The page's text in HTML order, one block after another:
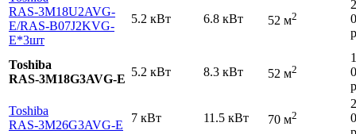
RAS-3M18U2AVG-
E/RAS-B07J2KVG-
E*3шт
5.2 кВт 6.8 кВт 52 м2
Toshiba
RAS-3M18G3AVG-E
5.2 кВт 8.3 кВт 52 м2
Toshiba
RAS-3M26G3AVG-E
7 кВт 11.5 кВт 70 м2